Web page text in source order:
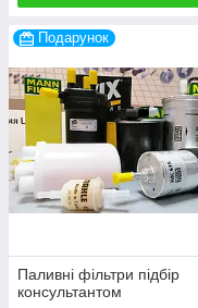
Подарунок
Паливні фільтри підбір
консультантом